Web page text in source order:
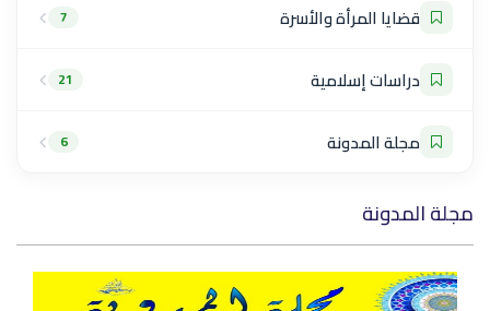
قضايا المرأة والأسرة 7
دراسات إسلامية 21
مجلة المدونة 6
مجلة المدونة